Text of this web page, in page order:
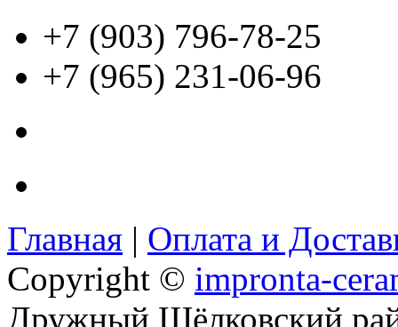
+7 (903) 796-78-25
+7 (965) 231-06-96
Главная | Оплата и
Copyright © impronta-
Дружный Щёлковский